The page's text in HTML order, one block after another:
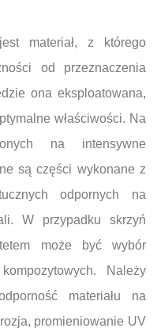
materiał, z którego
od przeznaczenia
ona eksploatowana,
właściwości. Na
na intensywne
są części wykonane z
odpornych na
W przypadku skrzyń
może być wybór
Należy
materiału na
promieniowanie UV